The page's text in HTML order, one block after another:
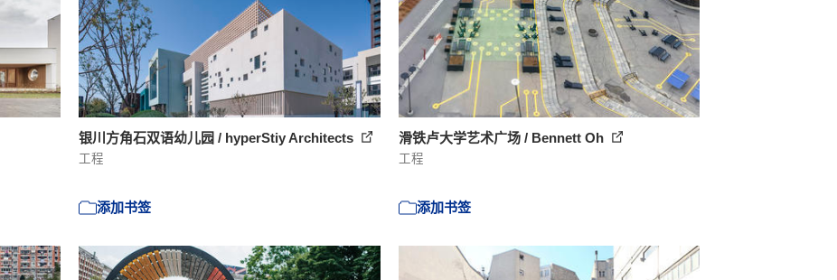
银川方角石双语幼儿园 / hyperStiy Architects
工程
添加书签
滑铁卢大学艺术广场 / Bennett Oh
工程
添加书签